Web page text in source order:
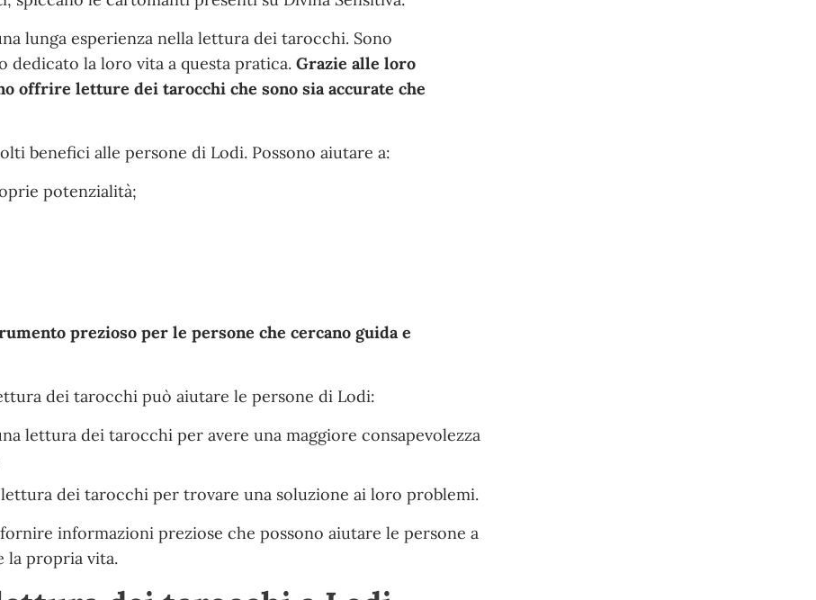
lunga esperienza nella lettura dei tarocchi. Sono
dedicato la loro vita a questa pratica.Grazie alle loro
offrire letture dei tarocchi che sono sia accurate che
benefici alle persone di Lodi. Possono aiutare a:
potenzialità;
prezioso per le persone che cercano guida e
dei tarocchi può aiutare le persone di Lodi:
lettura dei tarocchi per avere una maggiore consapevolezza
dei tarocchi per trovare una soluzione ai loro problemi.
informazioni preziose che possono aiutare le persone a
la propria vita.